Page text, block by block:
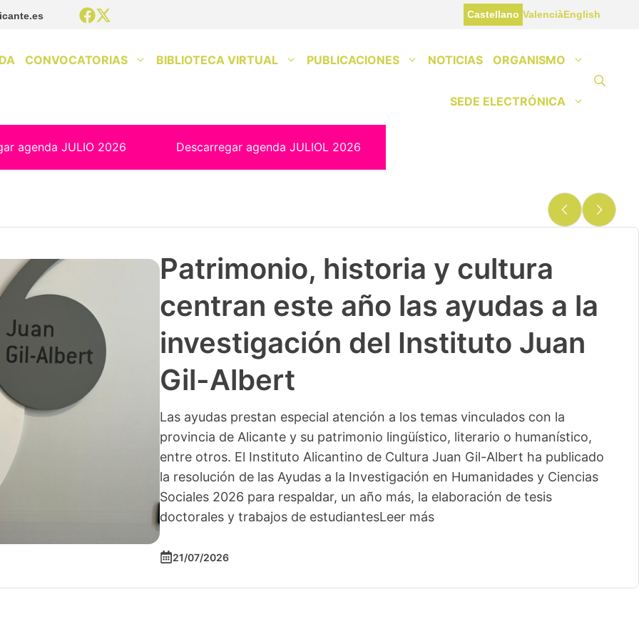
Castellano ValenciàEnglish
CONVOCATORIAS BIBLIOTECA VIRTUAL PUBLICACIONES NOTICIAS ORGANISMO
SEDE ELECTRÓNICA
agenda JULIO 2026 Descarregar agenda JULIOL 2026
Patrimonio, historia y cultura
centran este año las ayudas a la
investigación del Instituto Juan
Gil-Albert
Las ayudas prestan especial atención a los temas vinculados con la
provincia de Alicante y su patrimonio lingüístico, literario o humanístico,
entre otros. El Instituto Alicantino de Cultura Juan Gil-Albert ha publicado
la resolución de las Ayudas a la Investigación en Humanidades y Ciencias
Sociales 2026 para respaldar, un año más, la elaboración de tesis
doctorales y trabajos de estudiantesLeer más
21/07/2026